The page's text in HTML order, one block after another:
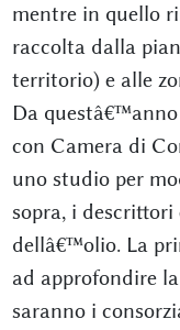
mentre in quello
raccolta dalla
territorio) e alle
Da
con Camera di
uno studio per
sopra, i
dellâ€™olio. La
ad approfondire
saranno i